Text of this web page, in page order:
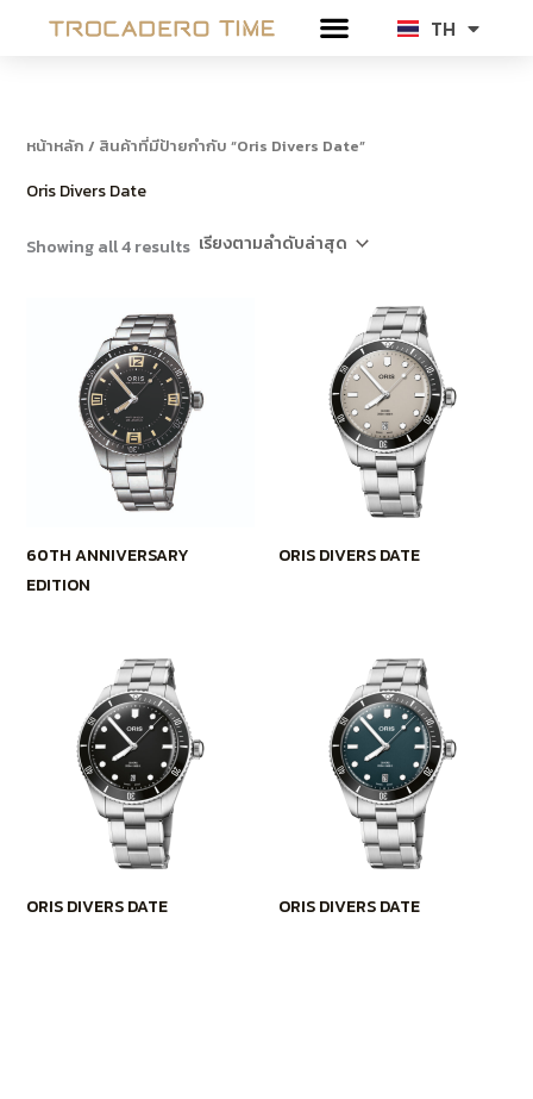
TH
EN
หน้าหลัก / สินค้าที่มีป้ายกำกับ “Oris Divers Date”
Oris Divers Date
Showing all 4 results
by
latest
60TH ANNIVERSARY
EDITION
ORIS DIVERS DATE
ORIS DIVERS DATE ORIS DIVERS DATE